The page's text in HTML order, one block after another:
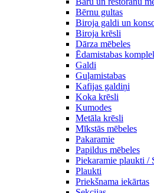
Bērnu gultas
Biroja galdi un
Biroja krēsli
Dārza mēbeles
Ēdamistabas
Galdi
Guļamistabas
Kafijas galdiņi
Koka krēsli
Kumodes
Metāla krēsli
Mīkstās mēbeles
Pakaramie
Papildus mēbeles
Piekaramie plaukti /
Plaukti
Priekšnama iekārtas